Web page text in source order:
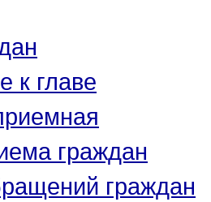
к главе
граждан
граждан